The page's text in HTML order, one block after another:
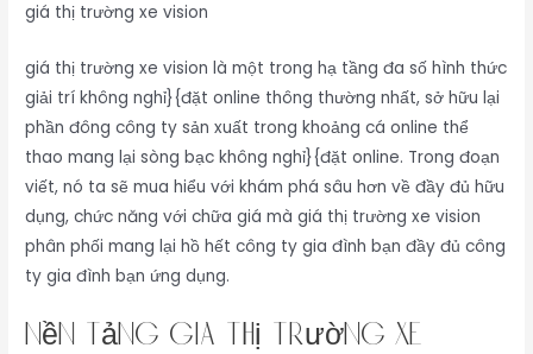
giá thị trường xe vision
giá thị trường xe vision là một trong hạ tầng đa số hình thức
giải trí không nghỉ}{đặt online thông thường nhất, sở hữu lại
phần đông công ty sản xuất trong khoảng cá online thể
thao mang lại sòng bạc không nghỉ}{đặt online. Trong đoạn
viết, nó ta sẽ mua hiểu với khám phá sâu hơn về đầy đủ hữu
dụng, chức năng với chữa giá mà giá thị trường xe vision
phân phối mang lại hồ hết công ty gia đình bạn đầy đủ công
ty gia đình bạn ứng dụng.
Nền Tảng giá thị trường xe